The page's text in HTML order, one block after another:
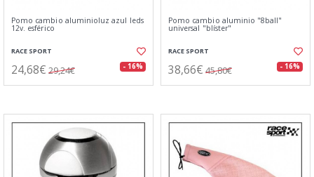
Pomo cambio aluminioluz azul leds
12v. esférico
RACE SPORT
24,68€ 29,24€ - 16%
Pomo cambio aluminio "8ball"
universal "blíster"
RACE SPORT
38,66€ 45,80€ - 16%